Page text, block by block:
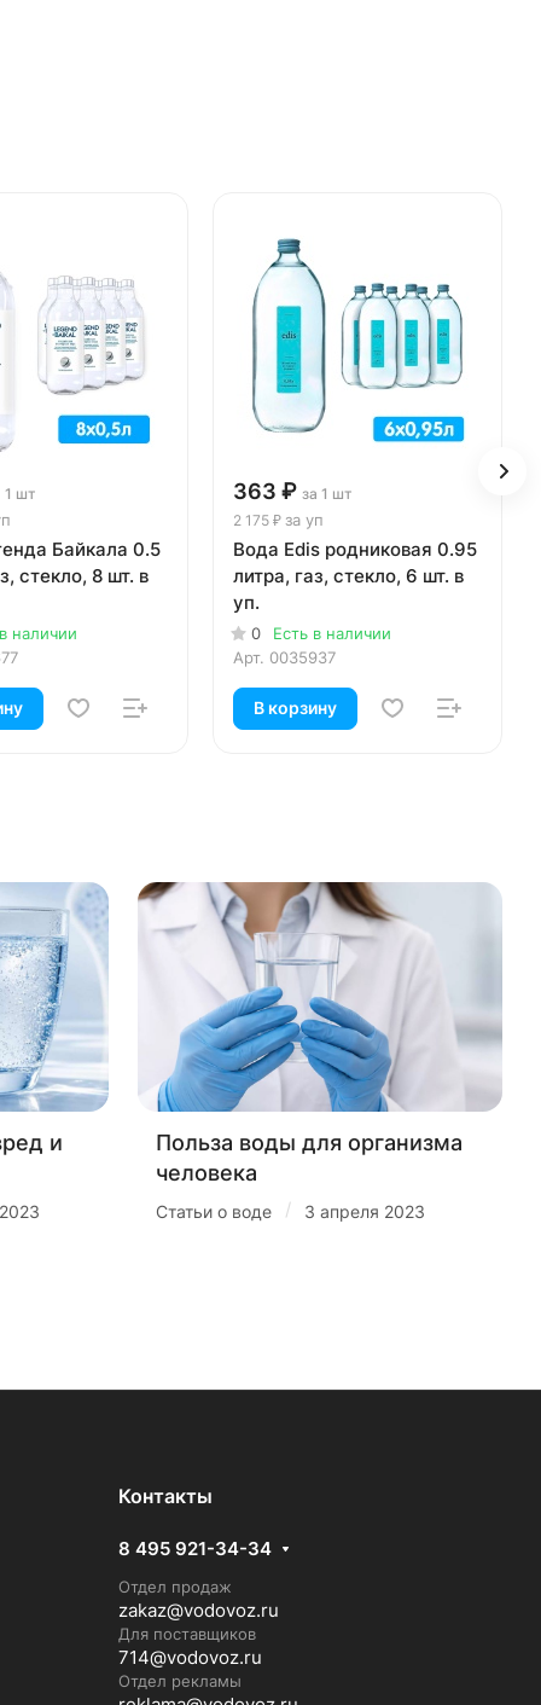
1 шт
Байкала 0.5
стекло, 8 шт. в
наличии
363 ₽ за 1 шт
2 175 ₽ за уп
Вода Edis родниковая 0.95
литра, газ, стекло, 6 шт. в
уп.
0
Есть в наличии
Арт. 0035937
В корзину
и
Польза воды для организма
человека
Статьи о воде / 3 апреля 2023
Контакты
8 495 921-34-34
Отдел продаж
zakaz@vodovoz.ru
Для поставщиков
714@vodovoz.ru
Отдел рекламы